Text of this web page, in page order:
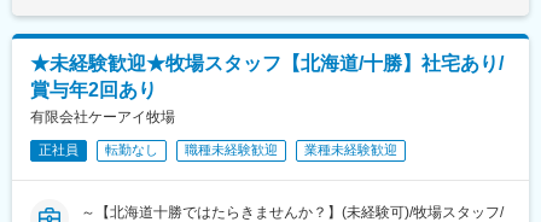
■企業の特徴/魅力
地域に根差しながら、海外研修などグローバルな視点も養える職
場です。持続可能な農業を目指し、働きやすさと成長の両立を重
視しています。
自然豊かな環境で、作物とじっくり向き合うことができることが
魅力であり、多様な業務を経験しながら、専門性と幅広い視野を
養えます。
変更の範囲：会社の定める業務
ように下にコマもつけております。
■組織構成：
若手からベテランまで幅広い年齢層のスタッフが在籍し、協力し
ながら作業を行っています。定期的なミーティングや情報共有も
活発です。
入社後は先輩スタッフによるOJTや、社会人マナー研修、海外研
修制度があり、未経験の方でも安心して業務に取り組めます。
★未経験歓迎★牧場スタッフ【北海道/十勝】社宅あり/
賞与年2回あり
有限会社ケーアイ牧場
正社員 転勤なし 職種未経験歓迎 業種未経験歓迎
～【北海道十勝ではたらきませんか？】(未経験可)/牧場スタッフ/